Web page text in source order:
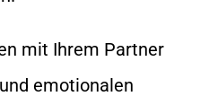
mit Ihrem Partner
emotionalen